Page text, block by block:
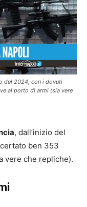
del 2024, con i dovuti
al porto di armi (sia vere
, dall’inizio del
ben 353
vere che repliche).